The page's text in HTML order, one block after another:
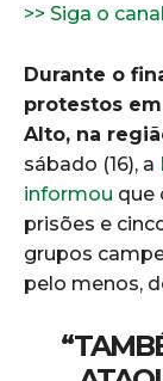
>> Siga o
Durante o
protestos
Alto, na
sábado (16), a
informou que
prisões e
grupos
pelo menos,